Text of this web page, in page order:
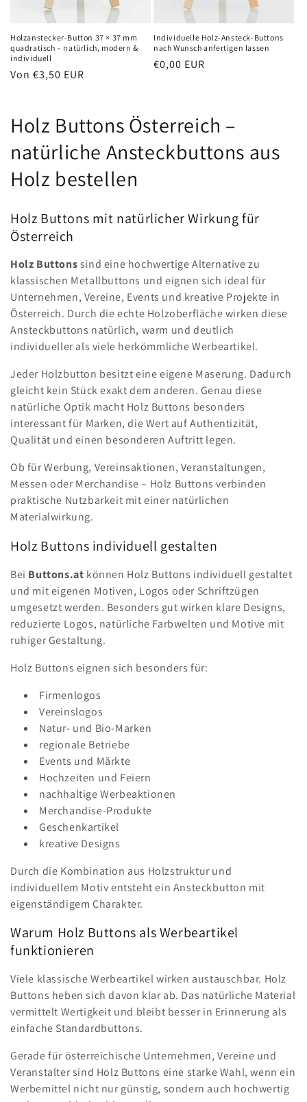
Holzanstecker-Button 37 × 37 mm
quadratisch – natürlich, modern &
individuell
Normaler
Von €3,50 EUR
Individuelle Holz-Ansteck-Buttons
nach Wunsch anfertigen lassen
Normaler
€0,00 EUR
K
a
t
g
o
r
i
e
:
Holz Buttons Österreich –
natürliche Ansteckbuttons aus
Holz bestellen
Holz Buttons mit natürlicher Wirkung für
Österreich
Holz Buttonssind eine hochwertige Alternative zu
klassischen Metallbuttons und eignen sich ideal für
Unternehmen, Vereine, Events und kreative Projekte in
Österreich. Durch die echte Holzoberfläche wirken diese
Ansteckbuttons natürlich, warm und deutlich
individueller als viele herkömmliche Werbeartikel.
Jeder Holzbutton besitzt eine eigene Maserung. Dadurch
gleicht kein Stück exakt dem anderen. Genau diese
natürliche Optik macht Holz Buttons besonders
interessant für Marken, die Wert auf Authentizität,
Qualität und einen besonderen Auftritt legen.
Ob für Werbung, Vereinsaktionen, Veranstaltungen,
Messen oder Merchandise – Holz Buttons verbinden
praktische Nutzbarkeit mit einer natürlichen
Materialwirkung.
Holz Buttons individuell gestalten
Bei Buttons.at können Holz Buttons individuell gestaltet
und mit eigenen Motiven, Logos oder Schriftzügen
umgesetzt werden. Besonders gut wirken klare Designs,
reduzierte Logos, natürliche Farbwelten und Motive mit
ruhiger Gestaltung.
Holz Buttons eignen sich besonders für:
Firmenlogos
Vereinslogos
Natur- und Bio-Marken
regionale Betriebe
Events und Märkte
Hochzeiten und Feiern
nachhaltige Werbeaktionen
Merchandise-Produkte
Geschenkartikel
kreative Designs
Durch die Kombination aus Holzstruktur und
individuellem Motiv entsteht ein Ansteckbutton mit
eigenständigem Charakter.
Warum Holz Buttons als Werbeartikel
funktionieren
Viele klassische Werbeartikel wirken austauschbar. Holz
Buttons heben sich davon klar ab. Das natürliche Material
vermittelt Wertigkeit und bleibt besser in Erinnerung als
einfache Standardbuttons.
Gerade für österreichische Unternehmen, Vereine und
Veranstalter sind Holz Buttons eine starke Wahl, wenn ein
Werbemittel nicht nur günstig, sondern auch hochwertig